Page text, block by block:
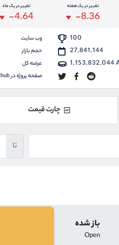
تغییر در یک هفته
-8.36
تغییر در یک ماه
-4.64
100 وب سایت
27,841,144 حجم بازار
1,153,832,044 عرضه کل
صفحه پروژه در Github
چارت قیمت
تا
باز شده
Open